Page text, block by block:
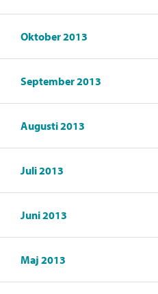
Oktober 2013
September 2013
Augusti 2013
Juli 2013
Juni 2013
Maj 2013